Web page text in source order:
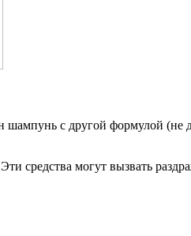
с другой формулой
средства могут вызвать